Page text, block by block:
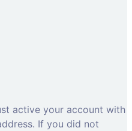
active your account with
If you did not